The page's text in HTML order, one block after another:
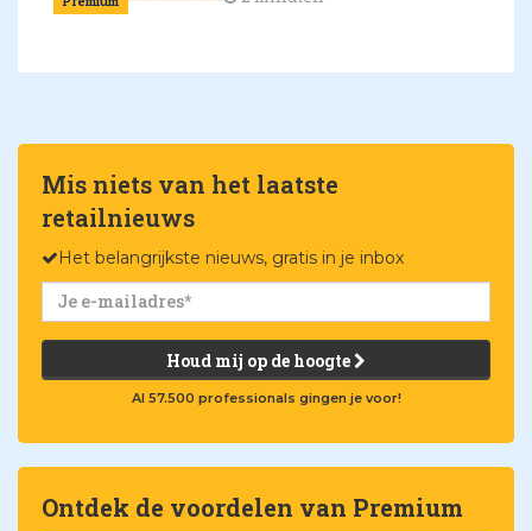
Mis niets van het laatste
retailnieuws
Het belangrijkste nieuws, gratis in je inbox
Houd mij op de hoogte
Al 57.500 professionals gingen je voor!
Ontdek de voordelen van Premium